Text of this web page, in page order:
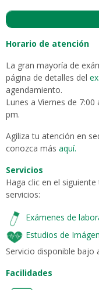
Horario de atención
La gran mayoría de
página de detalles del
agendamiento.
Lunes a Viernes de
pm.
Agiliza tu atención en
conozca más aquí.
Servicios
Haga clic en el
servicios:
Exámenes de
Estudios de
Servicio disponible bajo
Facilidades